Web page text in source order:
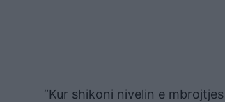
“Kur shikoni nivelin e